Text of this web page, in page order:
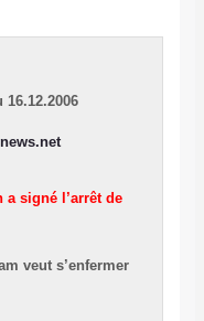
16.12.2006
a signé l’arrêt de
veut s’enfermer